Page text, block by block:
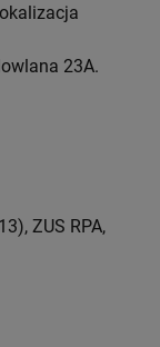
23A.
ZUS RPA,